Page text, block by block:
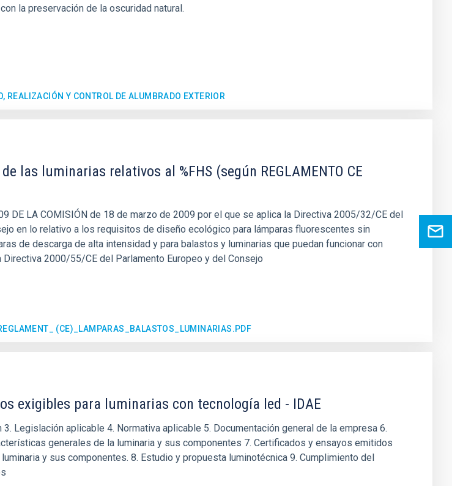
la preservación de la oscuridad natural.
REALIZACIÓN Y CONTROL DE ALUMBRADO EXTERIOR
las luminarias relativos al %FHS (según REGLAMENTO CE
DE LA COMISIÓN de 18 de marzo de 2009 por el que se aplica la Directiva 2005/32/CE del
en lo relativo a los requisitos de diseño ecológico para lámparas fluorescentes sin
de descarga de alta intensidad y para balastos y luminarias que puedan funcionar con
2000/55/CE del Parlamento Europeo y del Consejo
(CE)_LAMPARAS_BALASTOS_LUMINARIAS.PDF
exigibles para luminarias con tecnología led - IDAE
3. Legislación aplicable 4. Normativa aplicable 5. Documentación general de la empresa 6.
generales de la luminaria y sus componentes 7. Certificados y ensayos emitidos
y sus componentes. 8. Estudio y propuesta luminotécnica 9. Cumplimiento del